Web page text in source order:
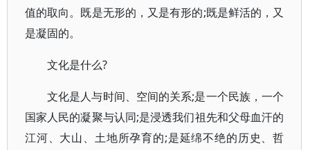
值的取向。既是无形的，又是有形的;既是鲜活的，又
是凝固的。
文化是什么?
文化是人与时间、空间的关系;是一个民族，一个
国家人民的凝聚与认同;是浸透我们祖先和父母血汗的
江河、大山、土地所孕育的;是延绵不绝的历史、哲